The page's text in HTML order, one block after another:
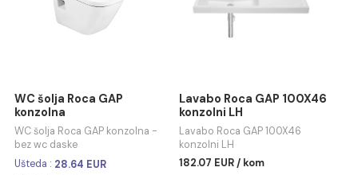
Povezani proizvodi